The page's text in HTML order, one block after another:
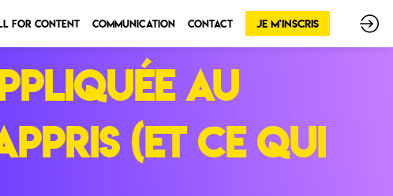
for Content Communication Contact Je m'inscris
au
(et ce qui